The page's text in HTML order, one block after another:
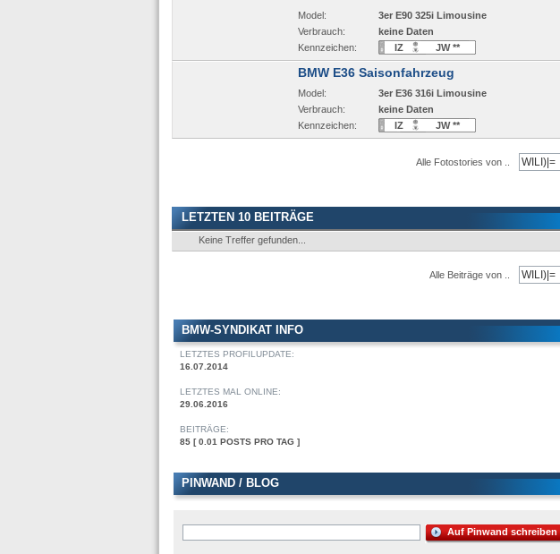
Model:
Verbrauch:
Kennzeichen:
3er E90 325i Limousine
keine Daten
IZ
JW **
BMW E36 Saisonfahrzeug
Model:
Verbrauch:
Kennzeichen:
3er E36 316i Limousine
keine Daten
IZ
JW **
Alle Fotostories von ..
LETZTEN 10 BEITRÄGE
Keine Treffer gefunden...
Alle Beiträge von ..
BMW-SYNDIKAT INFO
LETZTES PROFILUPDATE:
16.07.2014
LETZTES MAL ONLINE:
29.06.2016
BEITRÄGE:
85 [ 0.01 POSTS PRO TAG ]
PINWAND / BLOG
Auf Pinwand schreiben